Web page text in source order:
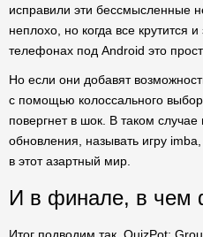
исправили эти бессмысленные
неплохо, но когда все крутится
телефонах под Android это
Но если они добавят
с помощью колоссального
повергнет в шок. В таком случае
обновления, называть игру
в этот азартный мир.
И в финале, в чем